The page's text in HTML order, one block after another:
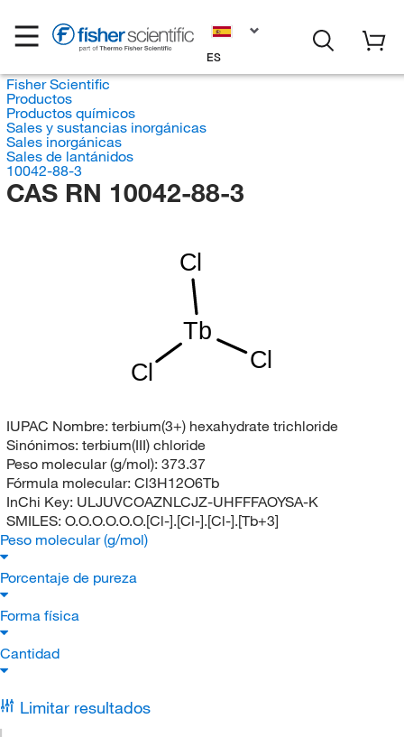
ES
Fisher Scientific
Productos
Productos químicos
Sales y sustancias inorgánicas
Sales inorgánicas
Sales de lantánidos
10042-88-3
CAS RN 10042-88-3
Tb
Cl
Cl
Cl
IUPAC Nombre: terbium(3+) hexahydrate trichloride
Sinónimos: terbium(III) chloride
Peso molecular (g/mol): 373.37
Fórmula molecular: Cl3H12O6Tb
InChi Key: ULJUVCOAZNLCJZ-UHFFFAOYSA-K
SMILES: O.O.O.O.O.O.[Cl-].[Cl-].[Cl-].[Tb+3]
Peso molecular (g/mol)
Porcentaje de pureza
Forma física
Cantidad
Limitar resultados